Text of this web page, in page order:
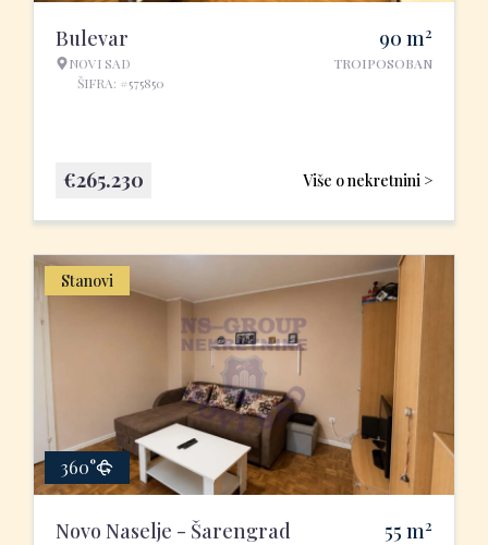
Bulevar
NOVI SAD
ŠIFRA: #575850
90 m2
TROIPOSOBAN
Više o nekretnini >
€265.230
Stanovi
360°
Novo Naselje - Šarengrad 55 m2